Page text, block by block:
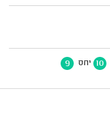
10 יחס 9